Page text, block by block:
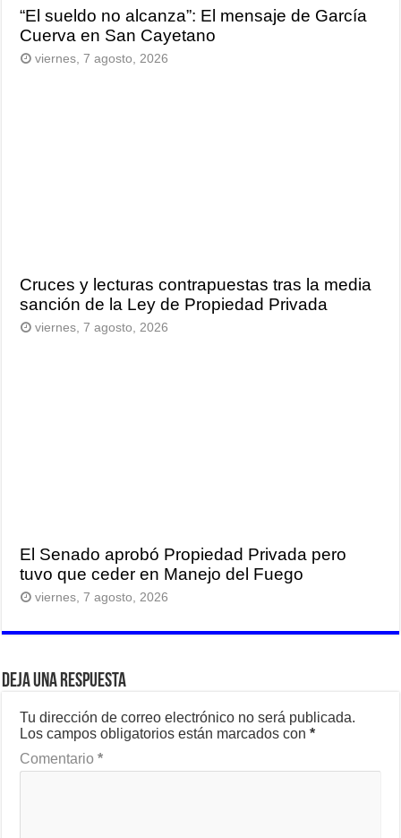
“El sueldo no alcanza”: El mensaje de García
Cuerva en San Cayetano
viernes, 7 agosto, 2026
Cruces y lecturas contrapuestas tras la media
sanción de la Ley de Propiedad Privada
viernes, 7 agosto, 2026
El Senado aprobó Propiedad Privada pero
tuvo que ceder en Manejo del Fuego
viernes, 7 agosto, 2026
Deja una respuesta
Tu dirección de correo electrónico no será publicada.
Los campos obligatorios están marcados con*
Comentario*